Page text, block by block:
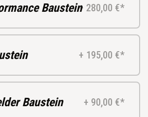
Baustein+ 280,00 €*
+ 195,00 €*
Baustein + 90,00 €*